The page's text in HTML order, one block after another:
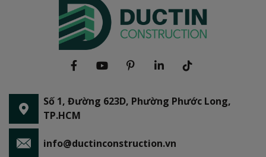
Số 1, Đường 623D, Phường Phước Long,
TP.HCM
info@ductinconstruction.vn